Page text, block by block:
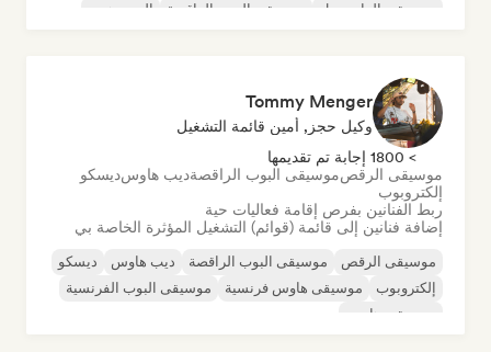
موسيقى الدانسهول
موسيقى البوب الراقصة
الهيب هوب
Tommy Menger
وكيل حجز, أمين قائمة التشغيل
> 1800 إجابة تم تقديمها
موسيقى الرقصموسيقى البوب الراقصةديب هاوسديسكو
إلكتروبوب
ربط الفنانين بفرص إقامة فعاليات حية
إضافة فنانين إلى قائمة (قوائم) التشغيل المؤثرة الخاصة بي
موسيقى الرقص موسيقى البوب الراقصة ديب هاوس
ديسكو
إلكتروبوب
موسيقى هاوس فرنسية
موسيقى البوب الفرنسية
موسيقى هاوس